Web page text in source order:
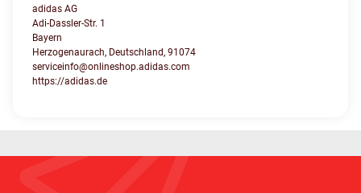
adidas AG
Adi-Dassler-Str. 1
Bayern
Herzogenaurach, Deutschland, 91074
serviceinfo@onlineshop.adidas.com
https://adidas.de